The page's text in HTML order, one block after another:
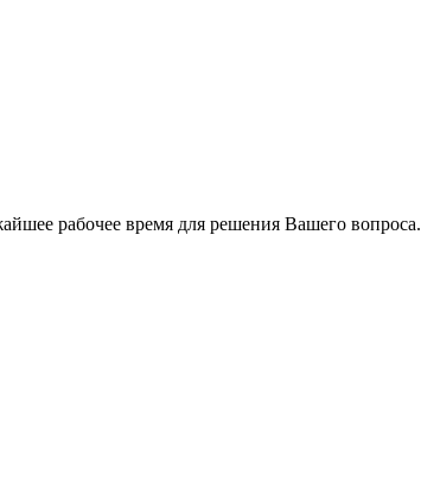
рабочее время для решения Вашего вопроса.